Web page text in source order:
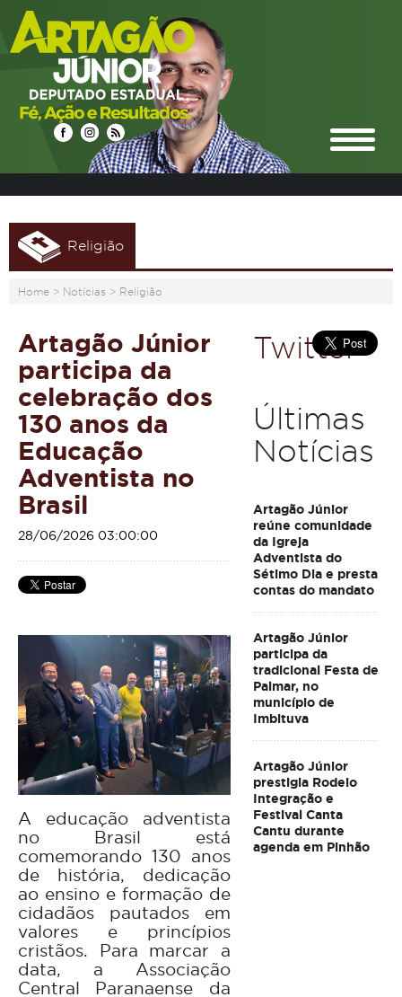
Religião
Home > Notícias > Religião
Artagão Júnior
participa da
celebração dos
130 anos da
Educação
Adventista no
Brasil
28/06/2026 03:00:00
A educação adventista
no Brasil está
comemorando 130 anos
de história, dedicação
ao ensino e formação de
cidadãos pautados em
valores e princípios
cristãos. Para marcar a
data, a Associação
Central Paranaense da
Twitter
Últimas
Notícias
Artagão Júnior
reúne comunidade
da Igreja
Adventista do
Sétimo Dia e presta
contas do mandato
Artagão Júnior
participa da
tradicional Festa de
Palmar, no
município de
Imbituva
Artagão Júnior
prestigia Rodeio
Integração e
Festival Canta
Cantu durante
agenda em Pinhão